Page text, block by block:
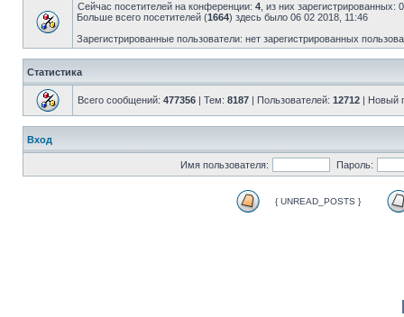
Сейчас посетителей на конференции: 4 , из них
Больше всего посетителей (1664) здесь было 06 02 2018, 11:46
Зарегистрированные пользователи: нет зарегистрированных
Статистика
Всего сообщений: 477356 | Тем: 8187 | Пользователей: 12712 | Новый
Вход
Имя пользователя: Пароль:
{ UNREAD_POSTS }